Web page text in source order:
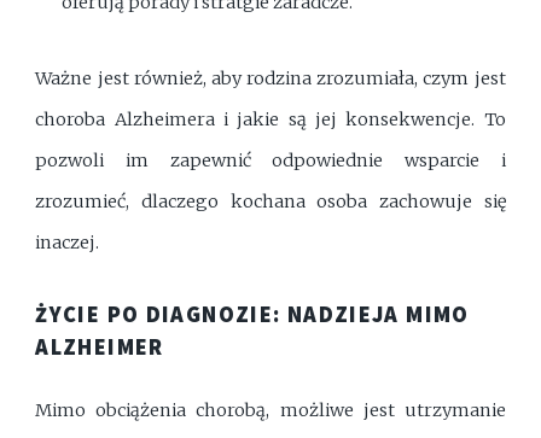
Ważne jest również, aby rodzina zrozumiała, czym jest
choroba Alzheimera i jakie są jej konsekwencje. To
pozwoli im zapewnić odpowiednie wsparcie i
zrozumieć, dlaczego kochana osoba zachowuje się
inaczej.
ŻYCIE PO DIAGNOZIE: NADZIEJA MIMO
ALZHEIMER
Mimo obciążenia chorobą, możliwe jest utrzymanie